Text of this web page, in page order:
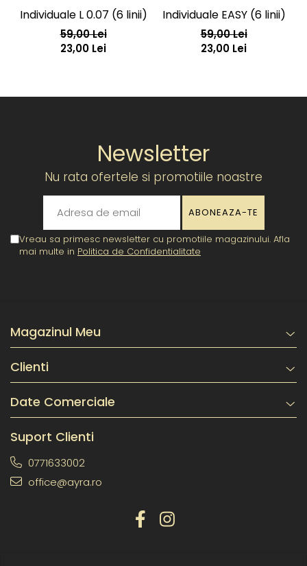
Individuale L 0.07 (6 linii)
59,00 Lei
23,00 Lei
Individuale EASY (6 linii)
59,00 Lei
23,00 Lei
Newsletter
Nu rata ofertele si promotiile noastre
Vreau sa primesc newsletter cu promotiile magazinului. Afla
mai multe in Politica de Confidentialitate
Magazinul Meu
Clienti
Date Comerciale
Suport Clienti
0771633002
office@ayra.ro